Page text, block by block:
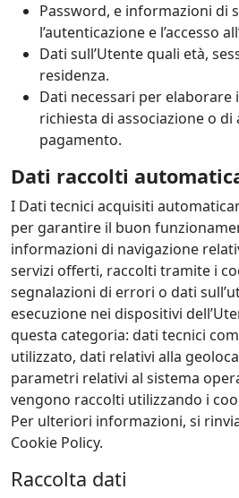
Password, e informazioni di
l’autenticazione e l’accesso
Dati sull’Utente quali età,
residenza.
Dati necessari per elaborare
richiesta di associazione o di
pagamento.
Dati raccolti
I Dati tecnici acquisiti
per garantire il buon
informazioni di navigazione
servizi offerti, raccolti tramite i
segnalazioni di errori o dati
esecuzione nei dispositivi
questa categoria: dati tecnici
utilizzato, dati relativi alla
parametri relativi al sistema
vengono raccolti utilizzando i
Per ulteriori informazioni, si
Cookie Policy.
Raccolta dati